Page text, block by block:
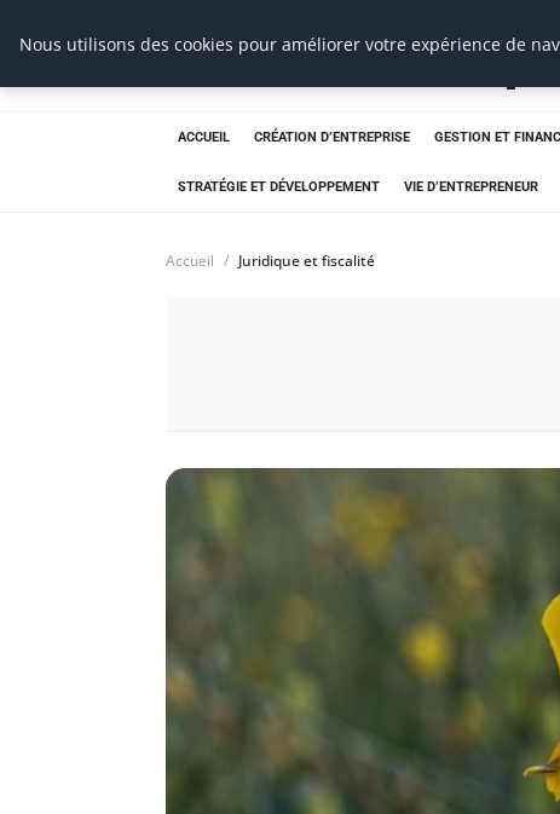
Ms Events Europe
ACCUEIL CRÉATION D’ENTREPRISE GESTION ET
STRATÉGIE ET DÉVELOPPEMENT VIE D’ENTREPRENEUR
Accueil Juridique et fiscalité
Nous utilisons des cookies pour améliorer votre expérience de